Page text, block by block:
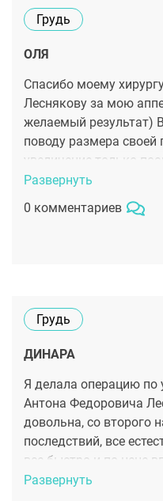
грамотный,
чувствовала себя как
все чудесно
Грудь
ОЛЯ
Спасибо моему
Леснякову за мою
желаемый результат)
поводу размера своей
увеличение только
Сбылась моя мечта,
этого доктора,
Развернуть
0 комментариев
Грудь
ДИНАРА
Я делала операцию по
Антона Федоровича
довольна, со второго
последствий, все
все быстро и по цене
учетом крутейшей
Развернуть